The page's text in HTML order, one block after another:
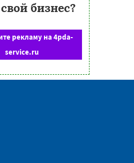
бизнес?
рекламу на 4pda-
service.ru